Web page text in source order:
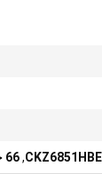
,66 حافلة كهربائية للركاب